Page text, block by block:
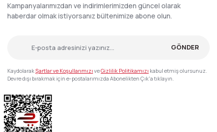
Kampanyalarımızdan ve indirimlerimizden güncel olarak
haberdar olmak istiyorsanız bültenimize abone olun.
GÖNDER
KaydolarakŞartlar ve Koşullarımızı veGizlilik Politikamızı kabul etmiş olursunuz.
Devre dışı bırakmak için e-postalarımızda Abonelikten Çık'a tıklayın.